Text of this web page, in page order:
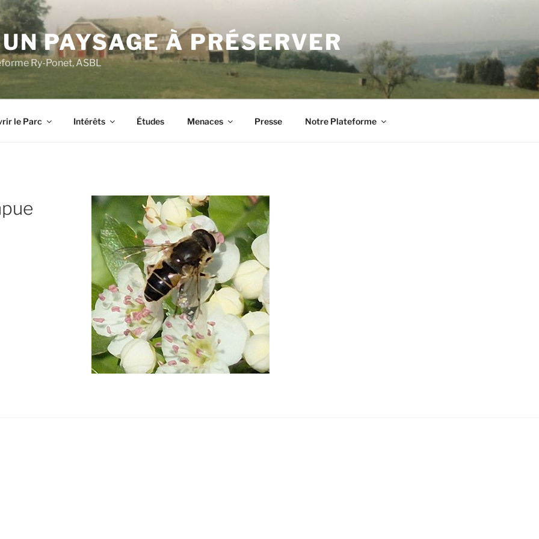
PAYSAGE À PRÉSERVER
Ry-Ponet, ASBL
le Parc Intérêts Études Menaces Presse Notre Plateforme